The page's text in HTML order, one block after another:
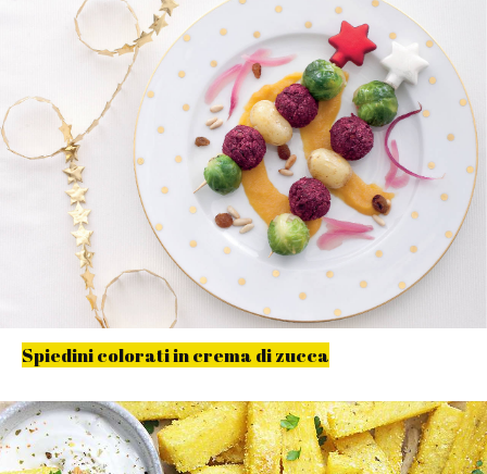
Spiedini colorati in crema di zucca